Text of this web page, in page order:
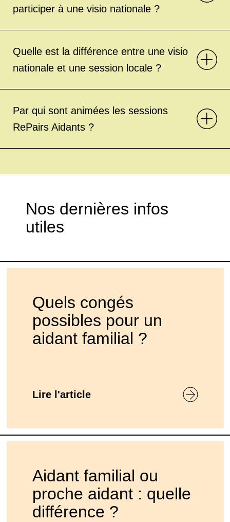
participer à une visio nationale ?
Quelle est la différence entre une visio
nationale et une session locale ?
Par qui sont animées les sessions
RePairs Aidants ?
Nos dernières infos
utiles
Quels congés
possibles pour un
aidant familial ?
Lire l'article
Aidant familial ou
proche aidant : quelle
différence ?